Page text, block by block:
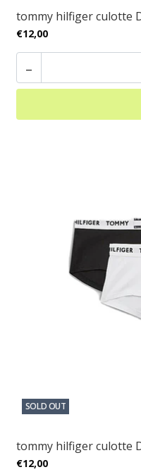
tommy hilfiger culotte
€12,00
-
SOLD OUT
tommy hilfiger culotte
€12,00